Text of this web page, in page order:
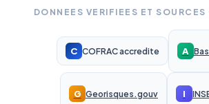
DONNEES VERIFIEES ET
C COFRAC accredite A
G Georisques.gouv I